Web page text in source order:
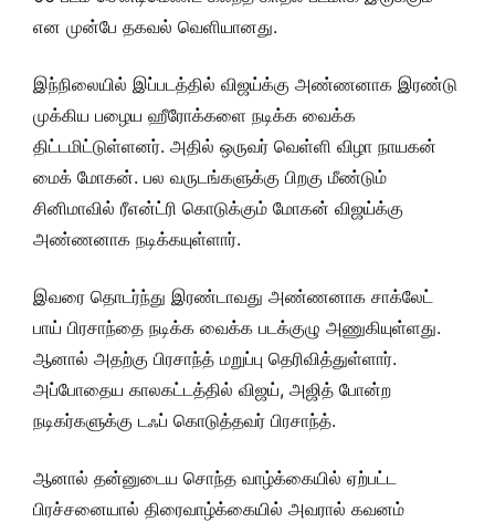
என முன்பே தகவல் வெளியானது.
இந்நிலையில் இப்படத்தில் விஜய்க்கு அண்ணனாக இரண்டு
முக்கிய பழைய ஹீரோக்களை நடிக்க வைக்க
திட்டமிட்டுள்ளனர். அதில் ஒருவர் வெள்ளி விழா நாயகன்
மைக் மோகன். பல வருடங்களுக்கு பிறகு மீண்டும்
சினிமாவில் ரீஎன்ட்ரி கொடுக்கும் மோகன் விஜய்க்கு
அண்ணனாக நடிக்கயுள்ளார்.
இவரை தொடர்ந்து இரண்டாவது அண்ணனாக சாக்லேட்
பாய் பிரசாந்தை நடிக்க வைக்க படக்குழு அணுகியுள்ளது.
ஆனால் அதற்கு பிரசாந்த் மறுப்பு தெரிவித்துள்ளார்.
அப்போதைய காலகட்டத்தில் விஜய், அஜித் போன்ற
நடிகர்களுக்கு டஃப் கொடுத்தவர் பிரசாந்த்.
ஆனால் தன்னுடைய சொந்த வாழ்க்கையில் ஏற்பட்ட
பிரச்சனையால் திரைவாழ்க்கையில் அவரால் கவனம்